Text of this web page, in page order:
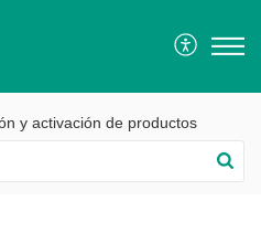
y activación de productos